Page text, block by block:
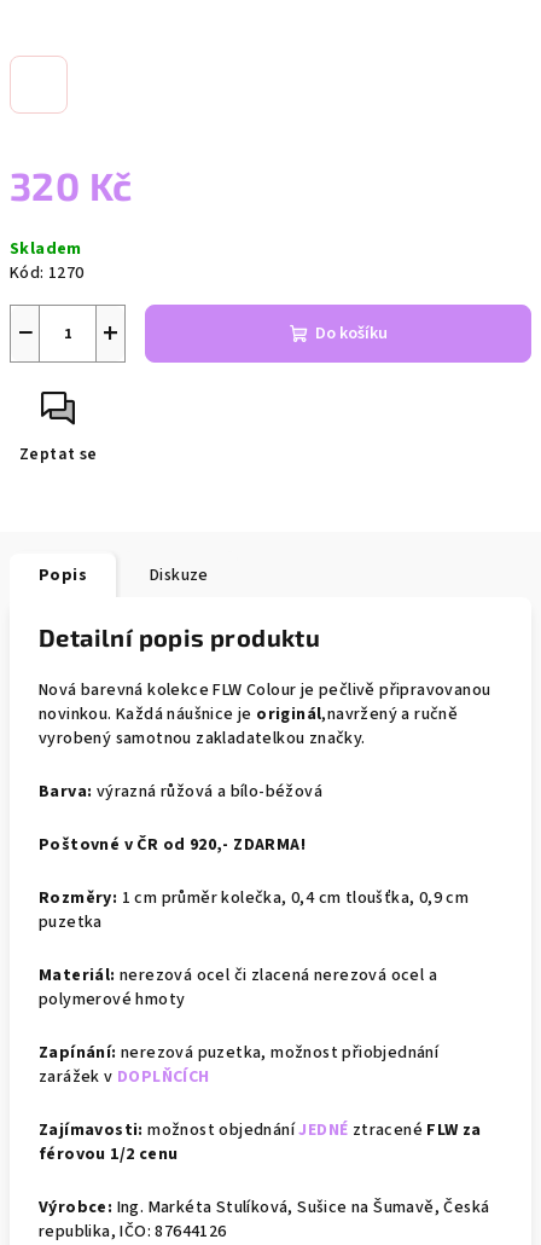
320 Kč
cena:
Skladem
Kód: 1270
+
− Do košíku
Zeptat se
Popis Diskuze
Detailní popis produktu
Nová barevná kolekce FLW Colour je pečlivě připravovanou
novinkou. Každá náušnice je originál,navržený a ručně
vyrobený samotnou zakladatelkou značky.
Barva: výrazná růžová a bílo-béžová
Poštovné v ČR od 920,- ZDARMA!
Rozměry: 1 cm průměr kolečka, 0,4 cm tloušťka, 0,9 cm
puzetka
Materiál: nerezová ocel či zlacená nerezová ocel a
polymerové hmoty
Zapínání: nerezová puzetka,možnost přiobjednání
zarážek v DOPLŇCÍCH
Zajímavosti:možnost objednáníJEDNÉ ztracené FLW za
férovou 1/2 cenu
Výrobce: Ing. Markéta Stulíková, Sušice na Šumavě, Česká
republika, IČO: 87644126